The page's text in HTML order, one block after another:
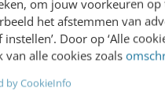
om jouw voorkeuren
het afstemmen van
instellen’. Door op ‘Alle
van alle cookies zoals
by CookieInfo
aanbod en service
– jij wil
je alles aanbiedt: